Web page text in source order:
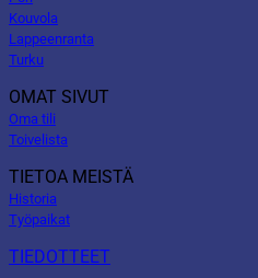
Kouvola
Lappeenranta
Turku
OMAT SIVUT
Oma tili
Toivelista
TIETOA MEISTÄ
Historia
Työpaikat
TIEDOTTEET